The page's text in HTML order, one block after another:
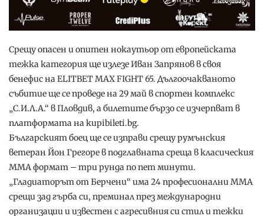
Срещу опасен и опитен нокаутьор от европейската
тежка категория ще излезе Иван Запрянов в своя
бенефис на ELITBET MAX FIGHT 65. Дългоочакваното
събитие ще се проведе на 29 май в спортен комплекс
„С.И.Л.А.“ в Пловдив, а билетите бързо се изчерпват в
платформата на kupibileti.bg.
Българският боец ще се изправи срещу румънския
ветеран Йон Грегоре в подглавната среща в класическия
ММА формат – три рунда по пет минути.
„Гладиаторът от Берчени“ има 24 професионални ММА
срещи зад гърба си, преминал през международни
организации и известен с агресивния си стил и тежки